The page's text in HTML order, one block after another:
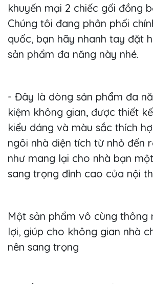
khuyến mại 2 chiếc gối đồng
Chúng tôi đang phân phối
quốc, bạn hãy nhanh tay đặt
sản phẩm đa năng này nhé.
- Đây là dòng sản phẩm đa
kiệm không gian, được thiết
kiểu dáng và màu sắc thích
ngôi nhà diện tích từ nhỏ đến
như mang lại cho nhà bạn
sang trọng đỉnh cao của nội
Một sản phẩm vô cùng thông
lợi, giúp cho không gian nhà
nên sang trọng